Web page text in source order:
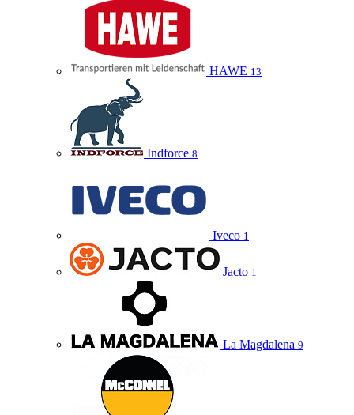
HAWE 13
Indforce 8
Iveco 1
Jacto 1
La Magdalena 9